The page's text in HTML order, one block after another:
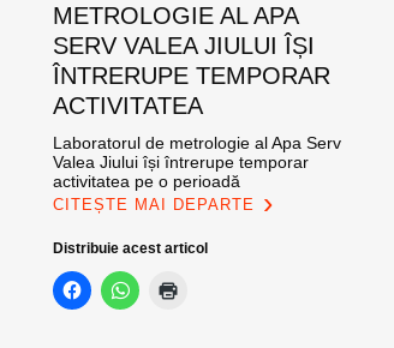
METROLOGIE AL APA
SERV VALEA JIULUI ÎȘI
ÎNTRERUPE TEMPORAR
ACTIVITATEA
Laboratorul de metrologie al Apa Serv
Valea Jiului își întrerupe temporar
activitatea pe o perioadă
CITEȘTE MAI DEPARTE
Distribuie acest articol